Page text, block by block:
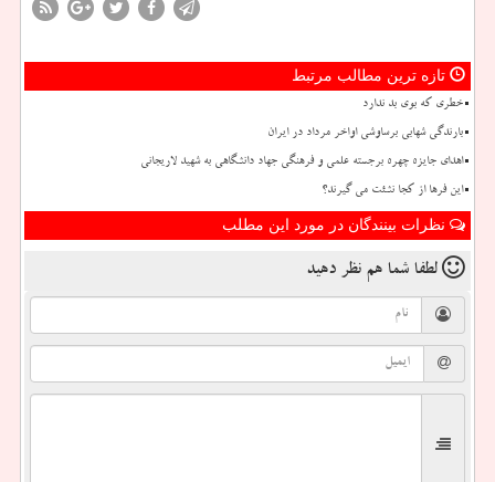
تازه ترین مطالب مرتبط
خطری که بوی بد ندارد
بارندگی شهابی برساوشی اواخر مرداد در ایران
اهدای جایزه چهره برجسته علمی و فرهنگی جهاد دانشگاهی به شهید لاریجانی
این فرها از کجا نشئت می گیرند؟
نظرات بینندگان در مورد این مطلب
لطفا شما هم نظر دهید